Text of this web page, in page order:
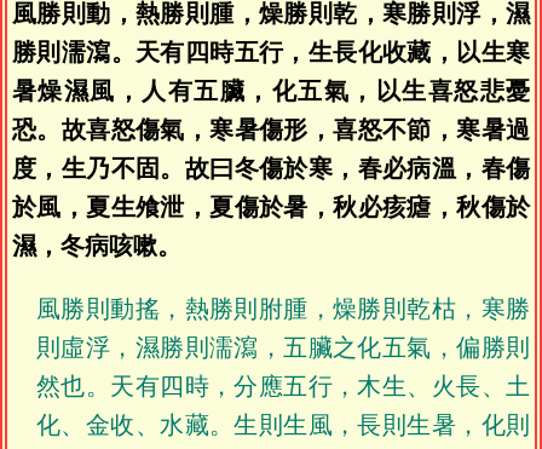
風勝則動，熱勝則腫，燥勝則乾，寒勝則浮，濕
勝則濡瀉。天有四時五行，生長化收藏，以生寒
暑燥濕風，人有五臟，化五氣，以生喜怒悲憂
恐。故喜怒傷氣，寒暑傷形，喜怒不節，寒暑過
度，生乃不固。故曰冬傷於寒，春必病溫，春傷
於風，夏生飧泄，夏傷於暑，秋必痎瘧，秋傷於
濕，冬病咳嗽。
風勝則動搖，熱勝則胕腫，燥勝則乾枯，寒勝
則虛浮，濕勝則濡瀉，五臟之化五氣，偏勝則
然也。天有四時，分應五行，木生、火長、土
化、金收、水藏。生則生風，長則生暑，化則